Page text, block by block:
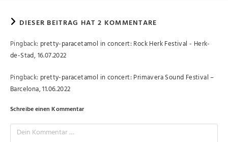
DIESER BEITRAG HAT 2 KOMMENTARE
Pingback: pretty-paracetamol in concert: Rock Herk Festival - Herk-
de-Stad, 16.07.2022
Pingback: pretty-paracetamol in concert: Primavera Sound Festival –
Barcelona, 11.06.2022
Schreibe einen Kommentar